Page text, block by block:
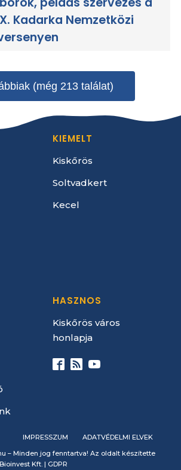
Kadarka Nemzetközi
(még 213 találat)
KIEMELT
Kiskőrös
Soltvadkert
Kecel
HASZNOS
Kiskőrös város
honlapja
– Minden jog fenntartva! Az oldalt készítette
Kft. | GDPR
IMPRESSZUM ADATVÉDELMI ELVEK